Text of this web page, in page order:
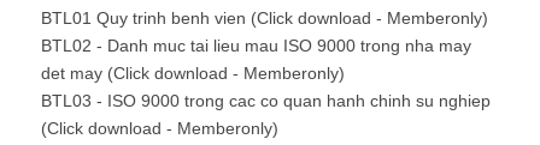
BTL01 Quy trinh benh vien (Click download - Memberonly)
BTL02 - Danh muc tai lieu mau ISO 9000 trong nha may
det may (Click download - Memberonly)
BTL03 - ISO 9000 trong cac co quan hanh chinh su nghiep
(Click download - Memberonly)